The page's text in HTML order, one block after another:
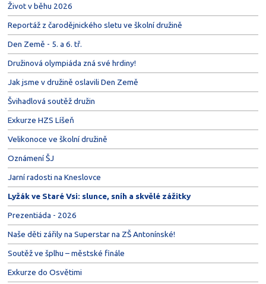
Život v běhu 2026
Reportáž z čarodějnického sletu ve školní družině
Den Země - 5. a 6. tř.
Družinová olympiáda zná své hrdiny!
Jak jsme v družině oslavili Den Země
Švihadlová soutěž družin
Exkurze HZS Líšeň
Velikonoce ve školní družině
Oznámení ŠJ
Jarní radosti na Kneslovce
Lyžák ve Staré Vsi: slunce, sníh a skvělé zážitky
Prezentiáda - 2026
Naše děti zářily na Superstar na ZŠ Antonínské!
Soutěž ve šplhu – městské finále
Exkurze do Osvětimi